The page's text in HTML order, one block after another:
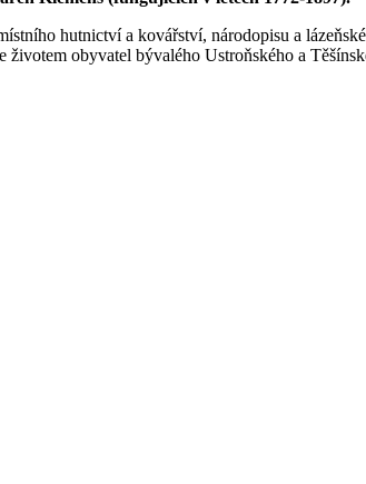
hutnictví a kovářství, národopisu a
obyvatel bývalého Ustroňského a